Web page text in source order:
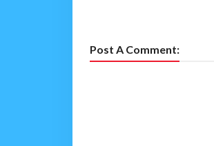
Post A Comment: